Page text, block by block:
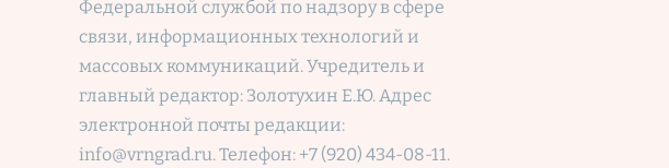
Федеральной службой по надзору в сфере
связи, информационных технологий и
массовых коммуникаций. Учредитель и
главный редактор: Золотухин Е.Ю. Адрес
электронной почты редакции:
info@vrngrad.ru. Телефон: +7 (920) 434-08-11.